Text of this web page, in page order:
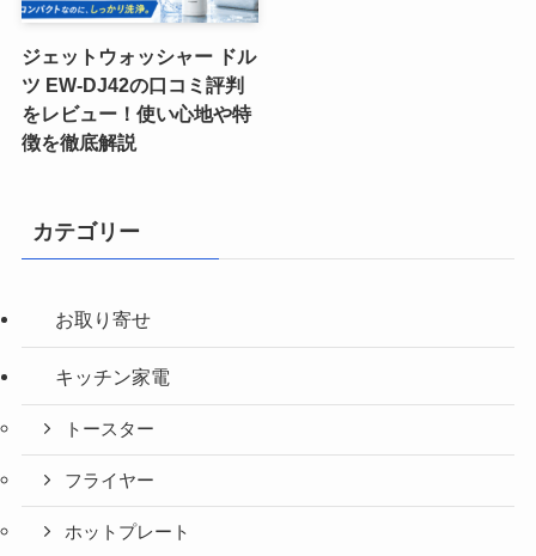
ジェットウォッシャー ドル
ツ EW-DJ42の口コミ評判
をレビュー！使い心地や特
徴を徹底解説
カテゴリー
お取り寄せ
キッチン家電
トースター
フライヤー
ホットプレート